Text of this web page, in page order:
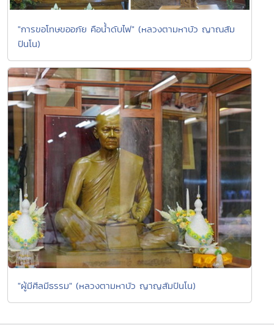
"การขอโทษขออภัย คือน้ำดับไฟ" (หลวงตามหาบัว ญาณสัม
ปันโน)
"ผู้มีศีลมีธรรม" (หลวงตามหาบัว ญาญสัมปันโน)